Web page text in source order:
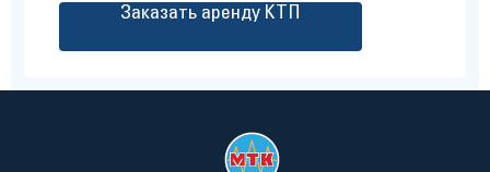
Заказать аренду КТП